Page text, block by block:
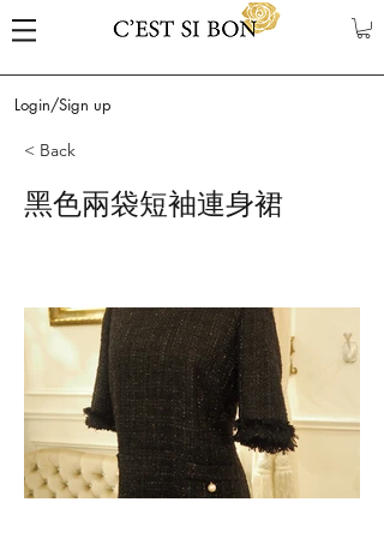
Login/Sign up
< Back
黑色兩袋短袖連身裙